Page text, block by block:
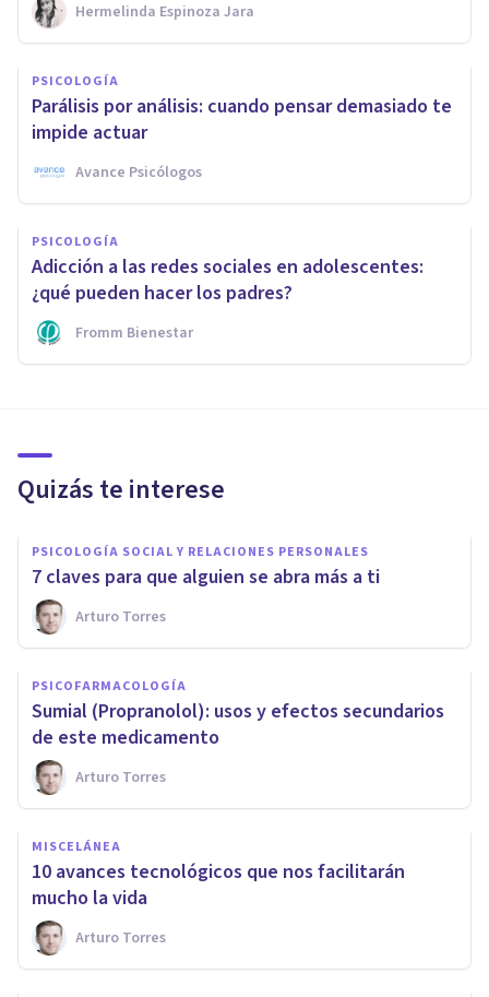
Hermelinda Espinoza Jara
PSICOLOGÍA
Parálisis por análisis: cuando pensar demasiado te
impide actuar
Avance Psicólogos
PSICOLOGÍA
Adicción a las redes sociales en adolescentes:
¿qué pueden hacer los padres?
Fromm Bienestar
Quizás te interese
PSICOLOGÍA SOCIAL Y RELACIONES PERSONALES
​7 claves para que alguien se abra más a ti
Arturo Torres
PSICOFARMACOLOGÍA
​Sumial (Propranolol): usos y efectos secundarios
de este medicamento
Arturo Torres
MISCELÁNEA
10 avances tecnológicos que nos facilitarán
mucho la vida
Arturo Torres